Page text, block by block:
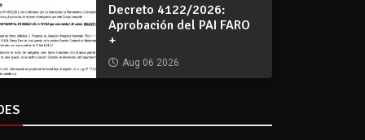
Decreto 4122/2026:
Aprobación del PAI FARO
+
Aug 06 2026